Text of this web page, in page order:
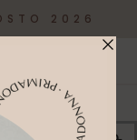
2026